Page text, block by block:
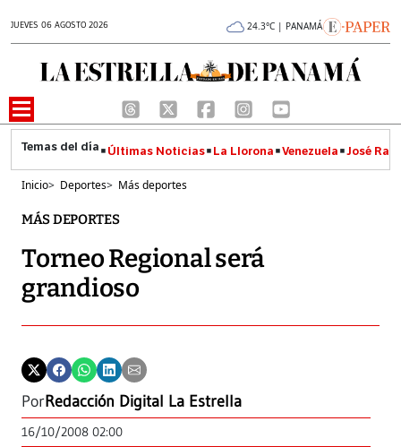
JUEVES 06 AGOSTO 2026 24.3°C | PANAMÁ
Últimas Noticias La Llorona Venezuela José
Inicio> Deportes> Más deportes
MÁS DEPORTES
Torneo Regional será
grandioso
PorRedacción Digital La Estrella
16/10/2008 02:00